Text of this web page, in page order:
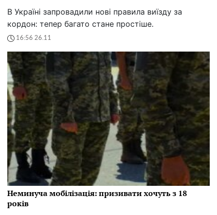
В Україні запровадили нові правила виїзду за
кордон: тепер багато стане простіше.
16:56 26.11
Неминуча мобілізація: призивати хочуть з 18
років